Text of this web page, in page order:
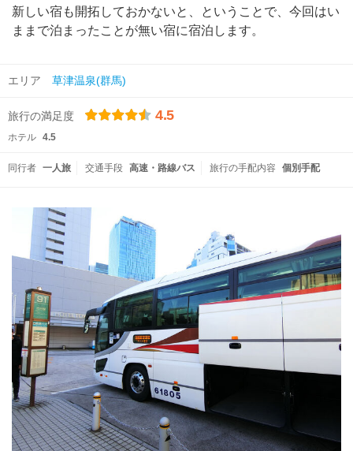
新しい宿も開拓しておかないと、ということで、今回はい
ままで泊まったことが無い宿に宿泊します。
エリア 草津温泉(群馬)
旅行の満足度 4.5
ホテル 4.5
同行者 一人旅 交通手段 高速・路線バス 旅行の手配内容 個別手配